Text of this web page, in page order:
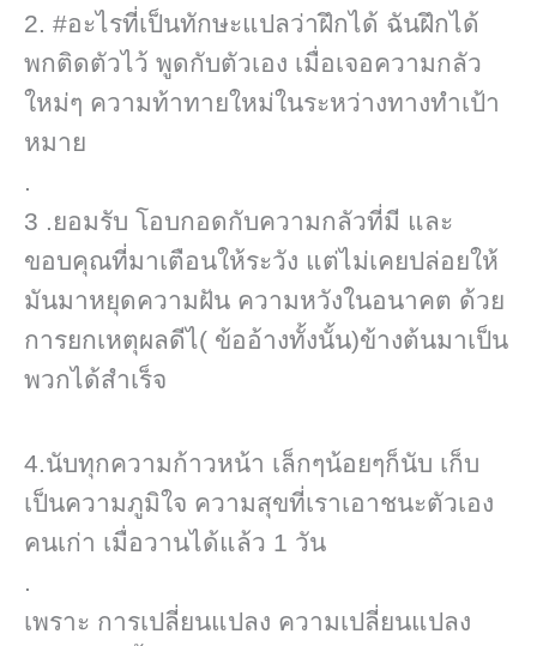
2. #อะไรที่เป็นทักษะแปลว่าฝึกได้ ฉันฝึกได้
พกติดตัวไว้ พูดกับตัวเอง เมื่อเจอความกลัว
ใหม่ๆ ความท้าทายใหม่ในระหว่างทางทำเป้า
หมาย
.
3 .ยอมรับ โอบกอดกับความกลัวที่มี และ
ขอบคุณที่มาเตือนให้ระวัง แต่ไม่เคยปล่อยให้
มันมาหยุดความฝัน ความหวังในอนาคต ด้วย
การยกเหตุผล​ดีไ( ข้ออ้างทั้งนั้น)​ข้างต้นมาเป็น
พวกได้สำเร็จ
4.นับทุกความก้าวหน้า เล็กๆน้อยๆก็นับ เก็บ
เป็นความภูมิใจ ความสุขที่เราเอาชนะตัวเอง
คนเก่า เมื่อวานได้แล้ว 1 วัน
.
เพราะ การเปลี่ยนแปลง ความเปลี่ยนแปลง​